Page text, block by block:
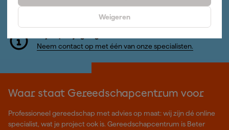
Weigeren
Neem contact op met één van onze specialisten.
Waar staat Gereedschapcentrum voor
Professioneel gereedschap met advies op maat: wij zijn dé online
specialist, wat je project ook is. Gereedschapcentrum is Beter